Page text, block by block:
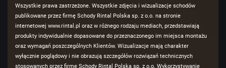
Wszystkie prawa zastrzeżone. Wszystkie zdjęcia i wizualizacje schodów
publikowane przez firmę Schody Rintal Polska sp. z o.o. na stronie
internetowej www.rintal.pl oraz w różnego rodzaju mediach, przedstawiają
produkty indywidualnie dopasowane do przeznaczonego im miejsca montażu
oraz wymagań poszczególnych Klientów. Wizualizacje mają charakter
wyłącznie poglądowy i nie obrazują szczegółów rozwiązań technicznych
stosowanych przez firmę Schody Rintal Polska sp. z o.o. Wykorzystywanie